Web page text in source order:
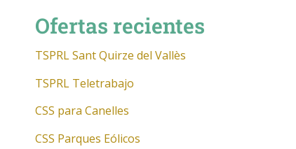
Ofertas recientes
TSPRL Sant Quirze del Vallès
TSPRL Teletrabajo
CSS para Canelles
CSS Parques Eólicos